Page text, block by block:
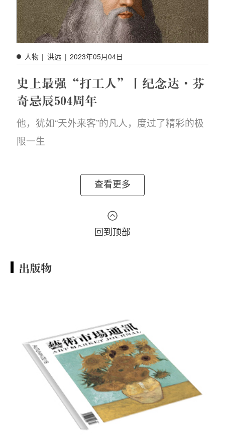
史上最强“打工人”丨纪念达·芬
奇忌辰504周年
他，犹如“天外来客”的凡人，度过了精彩的极
限一生
人物 | 洪远 | 2023年05月04日
查看更多
回到顶部
出版物